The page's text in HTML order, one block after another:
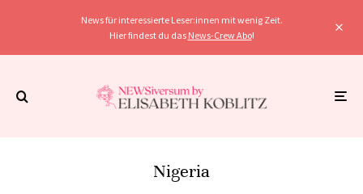
News für interessierte Leser:innen mit wenig Zeit.
Hier findest du das News-Crew Abo!
Nigeria